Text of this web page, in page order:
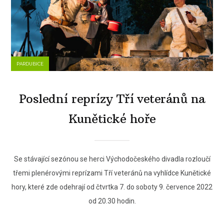
PARDUBICE
Poslední reprízy Tří veteránů na
Kunětické hoře
Se stávající sezónou se herci Východočeského divadla rozloučí
třemi plenérovými reprízami Tří veteránů na vyhlídce Kunětické
hory, které zde odehrají od čtvrtka 7. do soboty 9. července 2022
od 20.30 hodin.